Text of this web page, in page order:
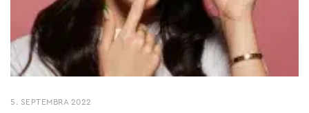
5. SEPTEMBRA 2022